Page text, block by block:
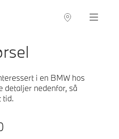
Navigation
i en BMW hos
detaljer nedenfor, så
tid.